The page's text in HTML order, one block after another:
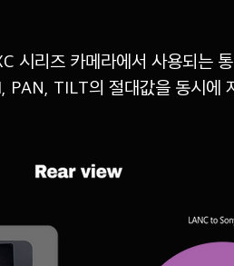
시리즈 카메라에서 사용되는
TILT의 절대값을 동시에